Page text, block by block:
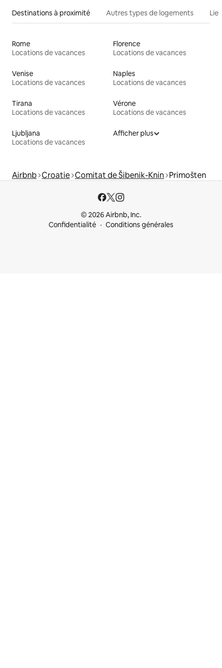
Destinations à proximité Autres types de logements
Rome
Locations de vacances
Florence
Locations de vacances
Venise
Locations de vacances
Naples
Locations de vacances
Tirana
Locations de vacances
Vérone
Locations de vacances
Ljubljana
Locations de vacances
Afficher plus
Airbnb Croatie Comitat de Šibenik-Knin Primošten
© 2026 Airbnb, Inc.
Confidentialité
Conditions générales